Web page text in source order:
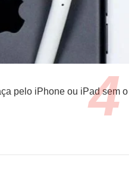
pelo iPhone ou iPad sem o